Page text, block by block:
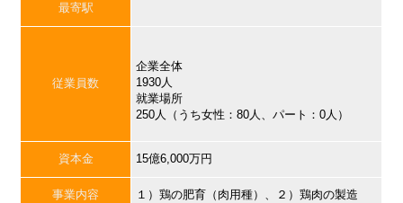
最寄駅
従業員数
企業全体
1930人
就業場所
250人（うち女性：80人、パート：0人）
資本金 15億6,000万円
事業内容 １）鶏の肥育（肉用種）、２）鶏肉の製造